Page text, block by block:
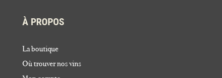
À PROPOS
La boutique
Où trouver nos vins